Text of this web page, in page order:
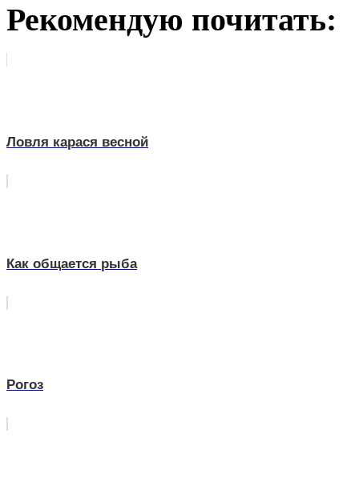
Рекомендую почитать:
Ловля карася весной
Как общается рыба
Рогоз